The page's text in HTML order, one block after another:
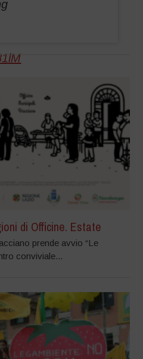
di Officine. Estate
prende avvio “Le
conviviale...